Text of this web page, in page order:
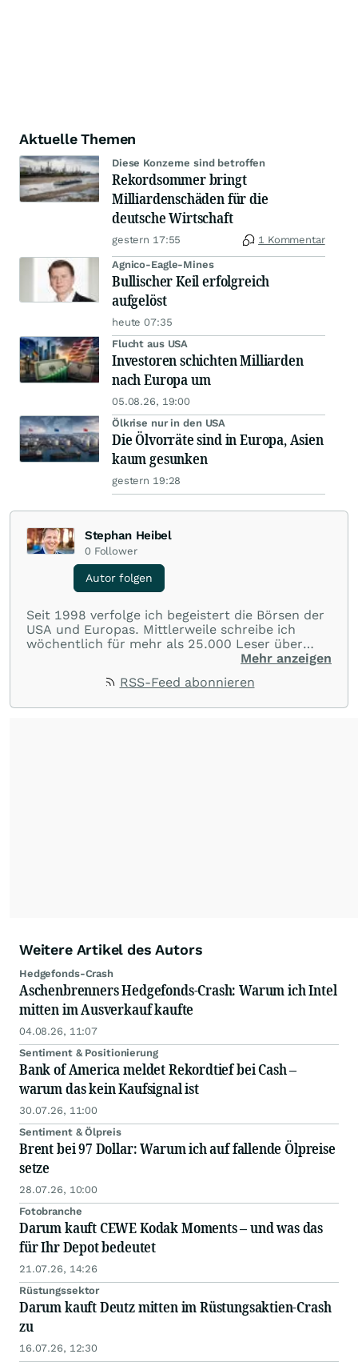
Aktuelle Themen
Diese Konzerne sind betroffen
Rekordsommer bringt
Milliardenschäden für die
deutsche Wirtschaft
gestern 17:55 1 Kommentar
Agnico-Eagle-Mines
Bullischer Keil erfolgreich
aufgelöst
heute 07:35
Flucht aus USA
Investoren schichten Milliarden
nach Europa um
05.08.26, 19:00
Ölkrise nur in den USA
Die Ölvorräte sind in Europa, Asien
kaum gesunken
gestern 19:28
Stephan Heibel
0 Follower
Autor folgen
Seit 1998 verfolge ich begeistert die Börsen der
USA und Europas. Mittlerweile schreibe ich
wöchentlich für mehr als 25.000 Leser über
Hintergründe zum Aktienmarkt und Ursachen
schätzen meine neutrale, vereinfachende und
Mehr anzeigen
RSS-Feed abonnieren
Weitere Artikel des Autors
Hedgefonds-Crash
Aschenbrenners Hedgefonds-Crash: Warum ich Intel
mitten im Ausverkauf kaufte
04.08.26, 11:07
Sentiment & Positionierung
Bank of America meldet Rekordtief bei Cash –
warum das kein Kaufsignal ist
30.07.26, 11:00
Sentiment & Ölpreis
Brent bei 97 Dollar: Warum ich auf fallende Ölpreise
setze
28.07.26, 10:00
Fotobranche
Darum kauft CEWE Kodak Moments – und was das
für Ihr Depot bedeutet
21.07.26, 14:26
Rüstungssektor
Darum kauft Deutz mitten im Rüstungsaktien-Crash
zu
16.07.26, 12:30